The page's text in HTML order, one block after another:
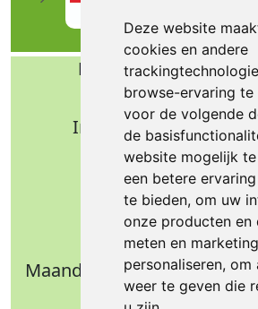
Deze website
cookies en andere
browse-ervaring te
voor de volgende
de
website mogelijk
een betere
te bieden, om uw
onze producten en
meten en
personaliseren, om
weer te geven die
Bafa b.v.
Nijverheidsweg
Industrieterrein
7005 AS
Tel.: +31 (0)314
Email:
Maandag t/m donderdag:
Vrijdag: 09.00 -